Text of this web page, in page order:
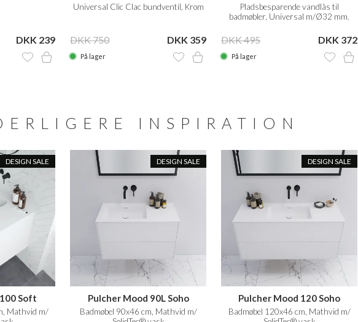
DKK 239
Universal Clic Clac bundventil, Krom
DKK 750 DKK 359
På lager
Pladsbesparende vandlås til
badmøbler, Universal m/Ø32 mm.
DKK 495 DKK 372
På lager
INSPIRATION
DESIGN SALE
Soft
Mathvid m/
DESIGN SALE
Pulcher Mood 90L Soho
Badmøbel 90x46 cm, Mathvid m/
DESIGN SALE
Pulcher Mood 120 Soho
Badmøbel 120x46 cm, Mathvid m/